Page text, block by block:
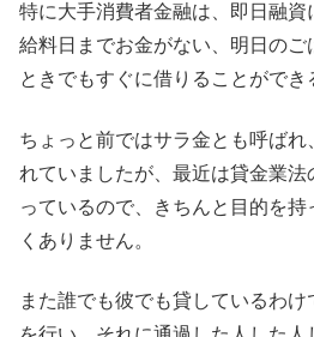
特に大手消費者金融は、即日融資
給料日までお金がない、明日の
ときでもすぐに借りることができ
ちょっと前ではサラ金とも呼ばれ
れていましたが、最近は貸金業法
っているので、きちんと目的を
くありません。
また誰でも彼でも貸しているわ